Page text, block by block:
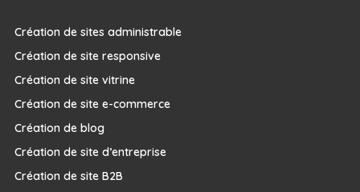
Création de sites administrable
Création de site responsive
Création de site vitrine
Création de site e-commerce
Création de blog
Création de site d’entreprise
Création de site B2B